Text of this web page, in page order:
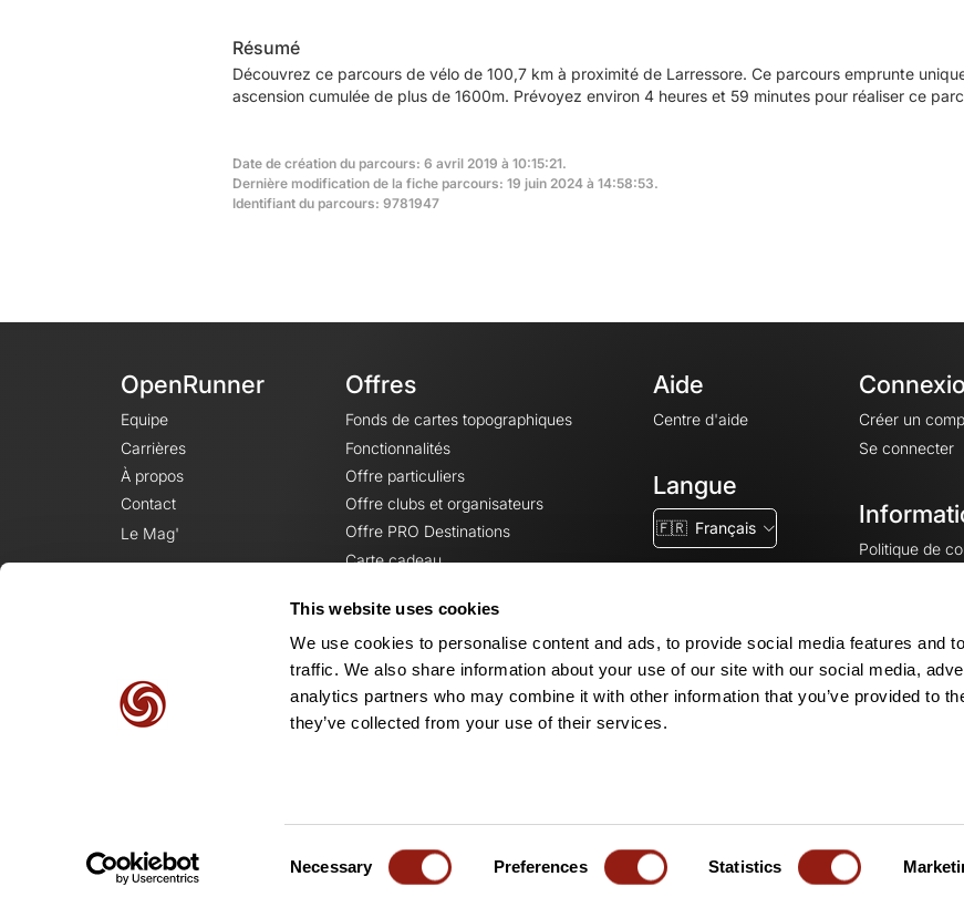
This website uses cookies
We use cookies to personalise content and ads, to provide social media features and
traffic. We also share information about your use of our site with our social media,
analytics partners who may combine it with other information that you’ve provided to
they’ve collected from your use of their services.
Necessary Preferences Statistics
Résumé
Découvrez ce parcours de vélo de 100,7 km à proximité de Larressore. Ce parcours emprunte
ascension cumulée de plus de 1600m. Prévoyez environ 4 heures et 59 minutes pour réaliser ce
Date de création du parcours: 6 avril 2019 à 10:15:21.
Dernière modification de la fiche parcours: 19 juin 2024 à 14:58:53.
Identifiant du parcours: 9781947
OpenRunner
Equipe
Carrières
À propos
Contact
Le Mag'
Offres
Fonds de cartes topographiques
Fonctionnalités
Offre particuliers
Offre clubs et organisateurs
Offre PRO Destinations
Carte cadeau
Aide
Centre d'aide
Langue
🇫🇷 Français
Créer un
Se connecter
Politique de
Mentions
Paramètres
Créez un compte et rejoignez la